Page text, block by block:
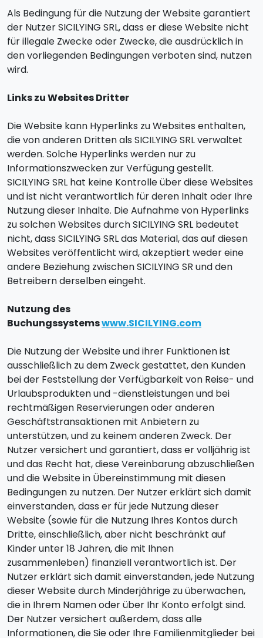
Als Bedingung für die Nutzung der Website garantiert
der Nutzer SICILYING SRL, dass er diese Website nicht
für illegale Zwecke oder Zwecke, die ausdrücklich in
den vorliegenden Bedingungen verboten sind, nutzen
wird.
Links zu Websites Dritter
Die Website kann Hyperlinks zu Websites enthalten,
die von anderen Dritten als SICILYING SRL verwaltet
werden. Solche Hyperlinks werden nur zu
Informationszwecken zur Verfügung gestellt.
SICILYING SRL hat keine Kontrolle über diese Websites
und ist nicht verantwortlich für deren Inhalt oder Ihre
Nutzung dieser Inhalte. Die Aufnahme von Hyperlinks
zu solchen Websites durch SICILYING SRL bedeutet
nicht, dass SICILYING SRL das Material, das auf diesen
Websites veröffentlicht wird, akzeptiert weder eine
andere Beziehung zwischen SICILYING SR und den
Betreibern derselben eingeht.
Nutzung des
Buchungssystemswww.SICILYING.com
Die Nutzung der Website und ihrer Funktionen ist
ausschließlich zu dem Zweck gestattet, den Kunden
bei der Feststellung der Verfügbarkeit von Reise- und
Urlaubsprodukten und -dienstleistungen und bei
rechtmäßigen Reservierungen oder anderen
Geschäftstransaktionen mit Anbietern zu
unterstützen, und zu keinem anderen Zweck. Der
Nutzer versichert und garantiert, dass er volljährig ist
und das Recht hat, diese Vereinbarung abzuschließen
und die Website in Übereinstimmung mit diesen
Bedingungen zu nutzen. Der Nutzer erklärt sich damit
einverstanden, dass er für jede Nutzung dieser
Website (sowie für die Nutzung Ihres Kontos durch
Dritte, einschließlich, aber nicht beschränkt auf
Kinder unter 18 Jahren, die mit Ihnen
zusammenleben) finanziell verantwortlich ist. Der
Nutzer erklärt sich damit einverstanden, jede Nutzung
dieser Website durch Minderjährige zu überwachen,
die in Ihrem Namen oder über Ihr Konto erfolgt sind.
Der Nutzer versichert außerdem, dass alle
Informationen, die Sie oder Ihre Familienmitglieder bei